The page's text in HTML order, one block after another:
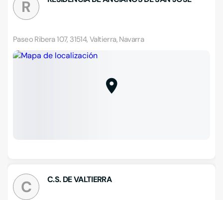
R
Paseo Ribera 107, 31514, Valtierra, Navarra
C C.S. DE VALTIERRA